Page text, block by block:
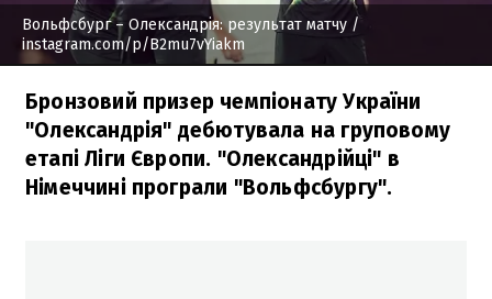
Вольфсбург – Олександрія: результат матчу /
instagram.com/p/B2mu7vYiakm
Бронзовий призер чемпіонату України
"Олександрія" дебютувала на груповому
етапі Ліги Європи. "Олександрійці" в
Німеччині програли "Вольфсбургу".